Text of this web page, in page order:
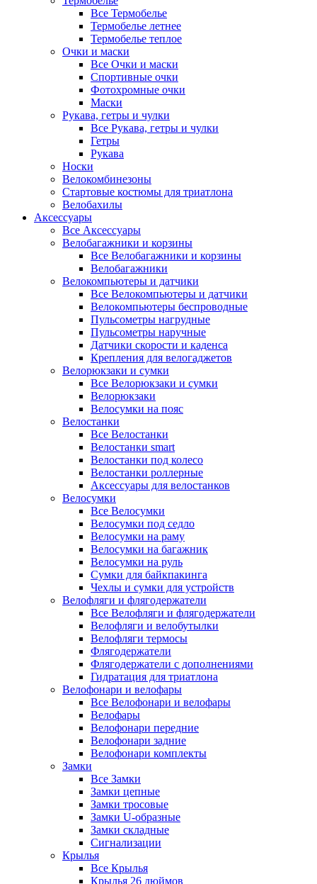
Все Термобелье
Термобелье летнее
Термобелье теплое
Очки и маски
Все Очки и маски
Спортивные очки
Фотохромные очки
Маски
Рукава, гетры и чулки
Все Рукава, гетры и чулки
Гетры
Рукава
Носки
Велокомбинезоны
Стартовые костюмы для триатлона
Велобахилы
Аксессуары
Все Аксессуары
Велобагажники и корзины
Все Велобагажники и корзины
Велобагажники
Велокомпьютеры и датчики
Все Велокомпьютеры и датчики
Велокомпьютеры беспроводные
Пульсометры нагрудные
Пульсометры наручные
Датчики скорости и каденса
Крепления для велогаджетов
Велорюкзаки и сумки
Все Велорюкзаки и сумки
Велорюкзаки
Велосумки на пояс
Велостанки
Все Велостанки
Велостанки smart
Велостанки под колесо
Велостанки роллерные
Аксессуары для велостанков
Велосумки
Все Велосумки
Велосумки под седло
Велосумки на раму
Велосумки на багажник
Велосумки на руль
Сумки для байкпакинга
Чехлы и сумки для устройств
Велофляги и флягодержатели
Все Велофляги и флягодержатели
Велофляги и велобутылки
Велофляги термосы
Флягодержатели
Флягодержатели с дополнениями
Гидратация для триатлона
Велофонари и велофары
Все Велофонари и велофары
Велофары
Велофонари передние
Велофонари задние
Велофонари комплекты
Замки
Все Замки
Замки цепные
Замки тросовые
Замки U-образные
Замки складные
Сигнализации
Крылья
Все Крылья
Крылья 26 дюймов